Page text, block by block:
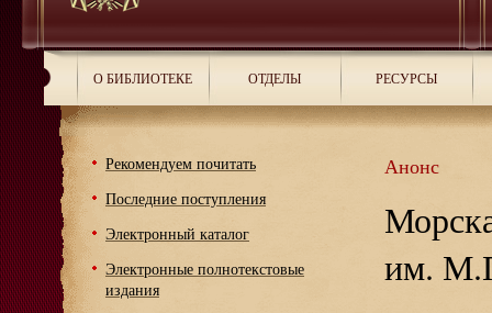
О БИБЛИОТЕКЕ ОТДЕЛЫ РЕСУРСЫ
Рекомендуем почитать
Последние поступления
Электронный каталог
Электронные полнотекстовые
издания
Анонс
им.